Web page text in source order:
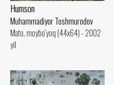
Humson
Muhammadiyor Toshmurodov
Mato, moybo‘yoq (44x64) - 2002
yil